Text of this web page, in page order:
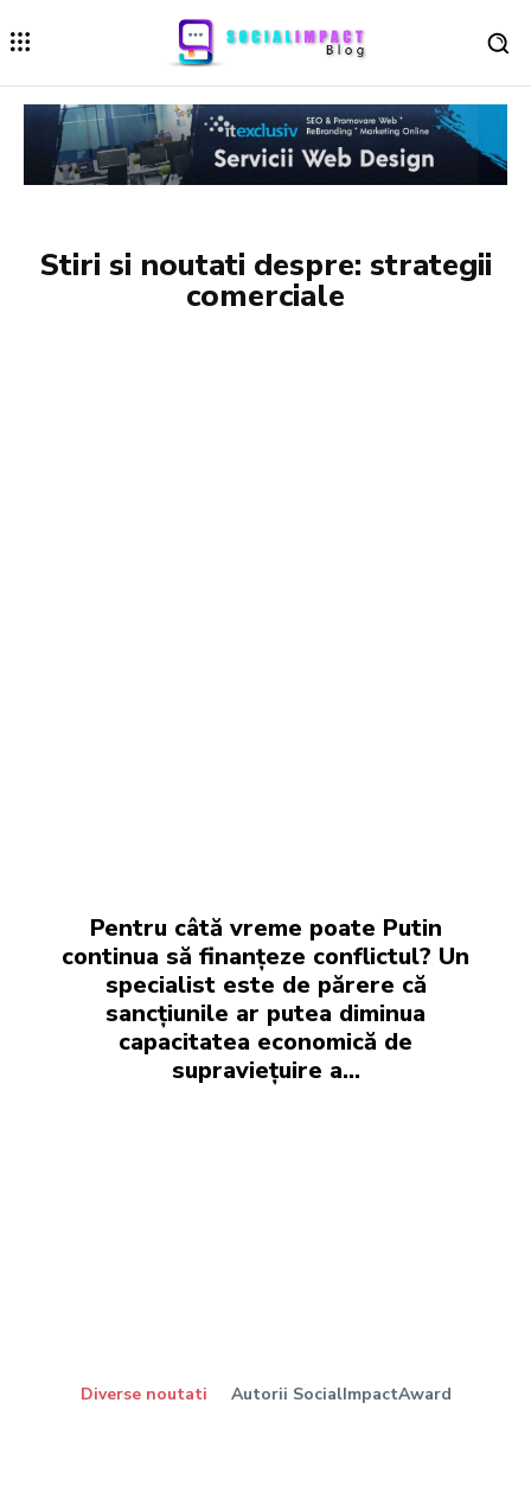
Stiri si noutati despre: strategii
comerciale
Pentru câtă vreme poate Putin
continua să finanțeze conflictul? Un
specialist este de părere că
sancțiunile ar putea diminua
capacitatea economică de
supraviețuire a...
Diverse noutati Autorii SocialImpactAward